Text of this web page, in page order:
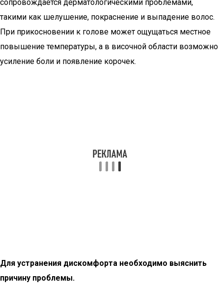
сопровождается дерматологическими проблемами,
такими как шелушение, покраснение и выпадение волос.
При прикосновении к голове может ощущаться местное
повышение температуры, а в височной области возможно
усиление боли и появление корочек.
Для устранения дискомфорта необходимо выяснить
причину проблемы.